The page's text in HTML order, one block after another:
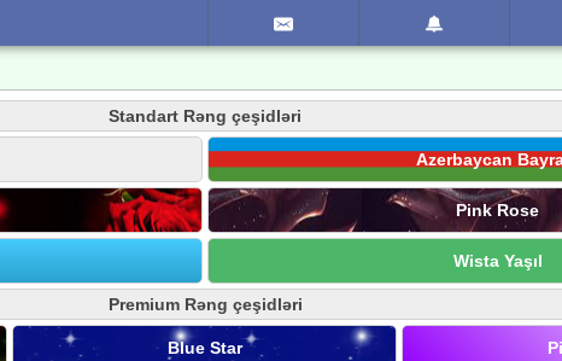
Standart Rəng çeşidləri
Azerbaycan
Pink Rose
Wista Yaşıl
Premium Rəng çeşidləri
Blue Star